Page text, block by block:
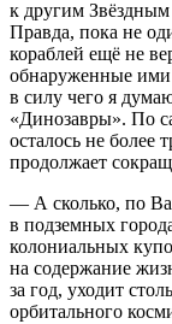
к другим
Правда, пока не
кораблей ещё не
обнаруженные
в силу чего я
«Динозавры». По
осталось не более
продолжает
— А сколько, по
в подземных
колониальных
на содержание
за год, уходит
орбитального